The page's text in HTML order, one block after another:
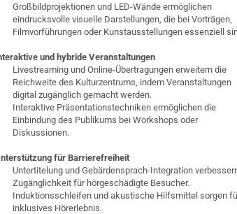
Großbildprojektionen und LED-Wände ermöglichen
eindrucksvolle visuelle Darstellungen, die bei Vorträgen,
Filmvorführungen oder Kunstausstellungen essenziell
und hybride Veranstaltungen
Livestreaming und Online-Übertragungen erweitern die
Reichweite des Kulturzentrums, indem Veranstaltungen
digital zugänglich gemacht werden.
Interaktive Präsentationstechniken ermöglichen die
Einbindung des Publikums bei Workshops oder
Diskussionen.
für Barrierefreiheit
Untertitelung und Gebärdensprach-Integration
Zugänglichkeit für hörgeschädigte Besucher.
Induktionsschleifen und akustische Hilfsmittel sorgen
inklusives Hörerlebnis.